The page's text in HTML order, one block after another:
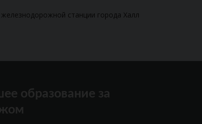
станции города Халл
образование за